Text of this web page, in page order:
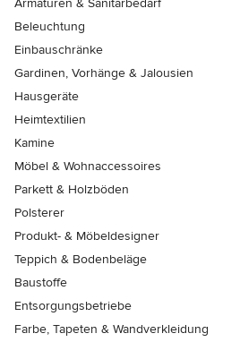
Beleuchtung
Einbauschränke
Gardinen, Vorhänge & Jalousien
Hausgeräte
Heimtextilien
Kamine
Möbel & Wohnaccessoires
Parkett & Holzböden
Polsterer
Produkt- & Möbeldesigner
Teppich & Bodenbeläge
Baustoffe
Entsorgungsbetriebe
Farbe, Tapeten & Wandverkleidung